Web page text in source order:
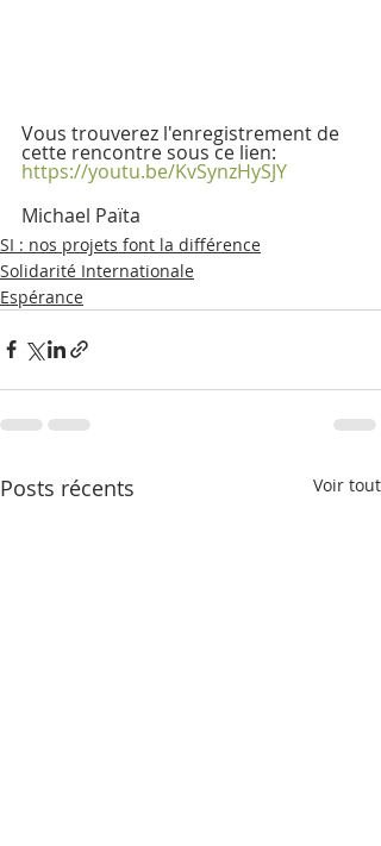
Vous trouverez l'enregistrement de
cette rencontre sous ce lien:
https://youtu.be/KvSynzHySJY
Michael Païta
SI : nos projets font la différence
Solidarité Internationale
Espérance
Posts récents Voir tout